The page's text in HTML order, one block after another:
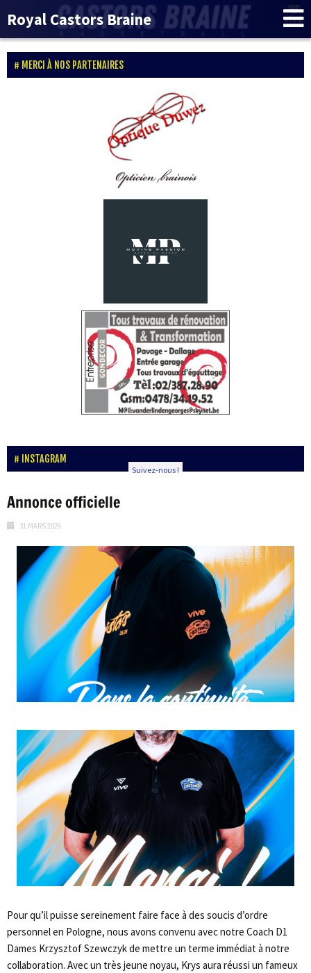
Royal Castors Braine
MERCI À NOS PARTENAIRES
INSTAGRAM
Suivez-nous !
Annonce officielle
31 MARS 2026
Pour qu’il puisse sereinement faire face à des soucis d’ordre
personnel en Pologne, nous avons convenu avec notre Coach D1
Dames Krzysztof Szewczyk de mettre un terme immédiat à notre
collaboration. Avec un très jeune noyau, Krys aura réussi un fameux